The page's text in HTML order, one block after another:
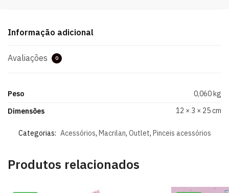
Informação adicional
Avaliações 0
Peso
0,060 kg
Dimensões
12 × 3 × 25 cm
Categorias: Acessórios, Macrilan, Outlet, Pinceis acessórios
Produtos relacionados